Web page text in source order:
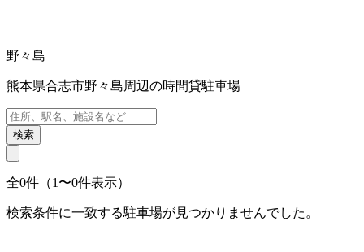
野々島
熊本県合志市野々島周辺の時間貸駐車場
検索
全0件（1〜0件表示）
検索条件に一致する駐車場が見つかりませんでした。